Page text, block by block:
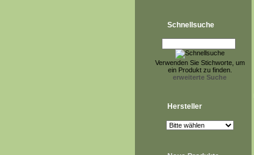
Schnellsuche
Verwenden Sie Stichworte, um
ein Produkt zu finden.
erweiterte Suche
Hersteller